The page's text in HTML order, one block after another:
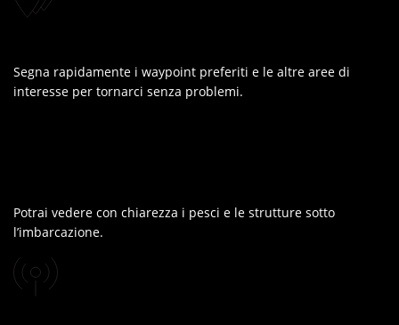
Segna rapidamente i waypoint preferiti e le altre aree di
interesse per tornarci senza problemi.
Potrai vedere con chiarezza i pesci e le strutture sotto
l’imbarcazione.